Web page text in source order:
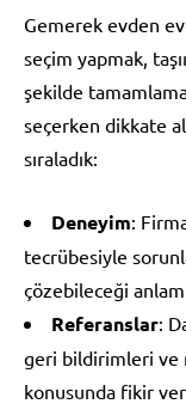
Gemerek evden
seçim yapmak,
şekilde
seçerken dikkate
sıraladık:
Deneyim:
tecrübesiyle
çözebileceği
Referanslar:
geri bildirimleri ve
konusunda fikir